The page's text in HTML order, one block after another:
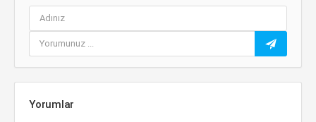
Yorumlar